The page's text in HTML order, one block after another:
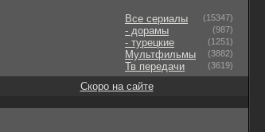
Все сериалы (15347)
- дорамы (987)
- турецкие (1251)
Мультфильмы (3882)
Тв передачи (3619)
Скоро на сайте